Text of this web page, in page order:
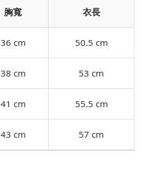
胸寬 衣長
36 cm 50.5 cm
38 cm 53 cm
41 cm 55.5 cm
43 cm 57 cm